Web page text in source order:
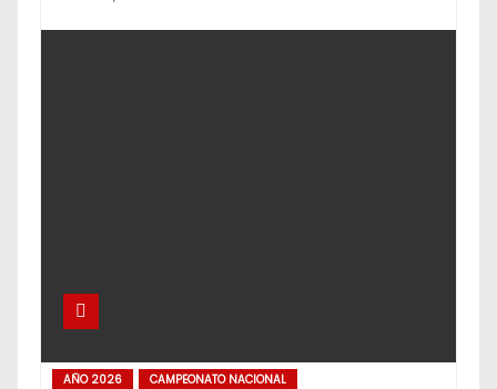
AÑO 2026 CAMPEONATO NACIONAL